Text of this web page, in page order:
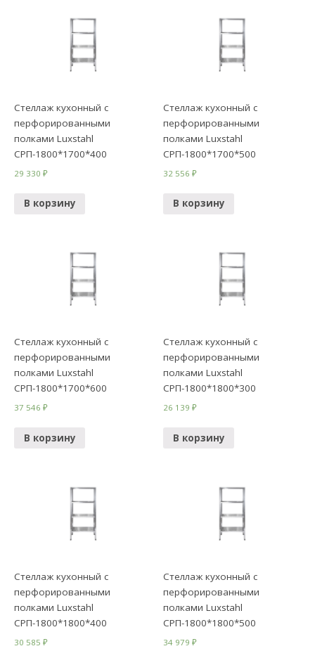
Стеллаж кухонный с
перфорированными
полками Luxstahl
СРП-1800*1700*400
29 330₽
В корзину
Стеллаж кухонный с
перфорированными
полками Luxstahl
СРП-1800*1700*500
32 556₽
В корзину
Стеллаж кухонный с
перфорированными
полками Luxstahl
СРП-1800*1700*600
37 546₽
В корзину
Стеллаж кухонный с
перфорированными
полками Luxstahl
СРП-1800*1800*300
26 139₽
В корзину
Стеллаж кухонный с
перфорированными
полками Luxstahl
СРП-1800*1800*400
30 585₽
Стеллаж кухонный с
перфорированными
полками Luxstahl
СРП-1800*1800*500
34 979₽